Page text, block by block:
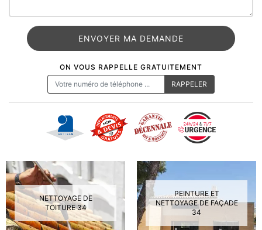
ON VOUS RAPPELLE GRATUITEMENT
NETTOYAGE DE
TOITURE 34
PEINTURE ET
NETTOYAGE DE FAÇADE
34